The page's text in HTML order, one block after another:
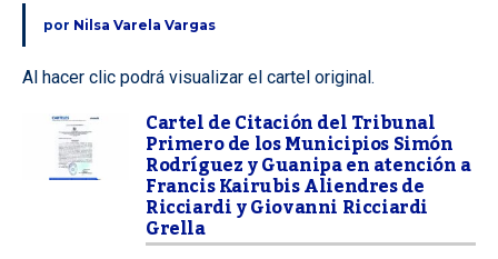
por Nilsa Varela Vargas
Al hacer clic podrá visualizar el cartel original.
Cartel de Citación del Tribunal
Primero de los Municipios Simón
Rodríguez y Guanipa en atención a
Francis Kairubis Aliendres de
Ricciardi y Giovanni Ricciardi
Grella